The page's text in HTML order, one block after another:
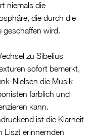
niemals die
die durch die
geschaffen wird.
zu Sibelius
sofort bemerkt,
Nielsen die Musik
farblich und
kann.
ist die Klarheit
Liszt erinnernden